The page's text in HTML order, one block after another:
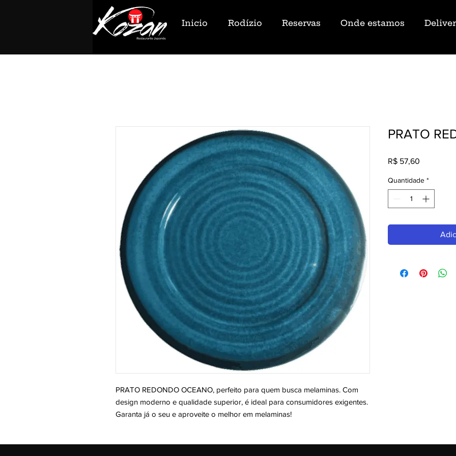
Inicio Rodízio Reservas Onde estamos
PRATO REDONDO OCEANO, perfeito para quem busca melaminas. Com
design moderno e qualidade superior, é ideal para consumidores exigentes.
Garanta já o seu e aproveite o melhor em melaminas!
PRATO
R$ 57,60
Quantidade *